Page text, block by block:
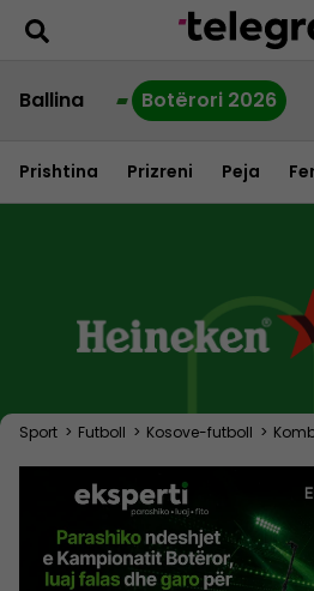
Ballina Botërori 2026
Prishtina Prizreni Peja
Sport > Futboll > Kosove-futboll >